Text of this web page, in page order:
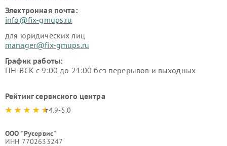
Электронная почта:
info@fix-gmups.ru
для юридических лиц
manager@fix-gmups.ru
График работы:
ПН-ВСК с 9:00 до 21:00 без перерывов и выходных
Рейтинг сервисного центра
4.9-5.0
ООО "Русервис"
ИНН 7702633247